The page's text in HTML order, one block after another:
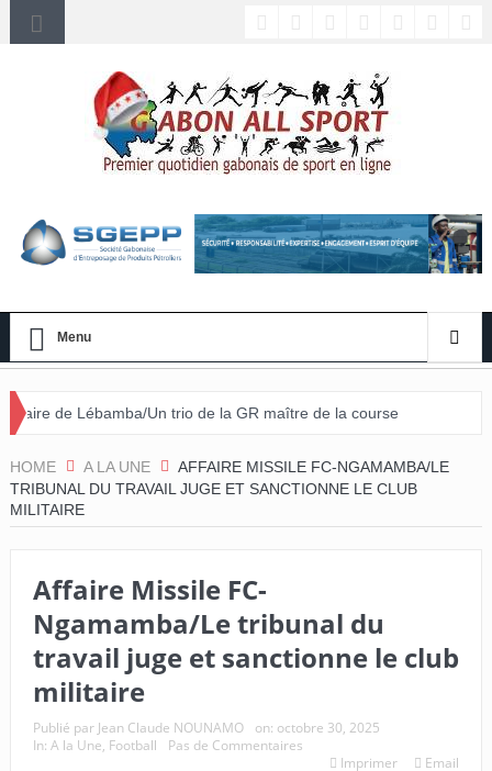
Menu
Un trio de la GR maître de la course
HOME A LA UNE
AFFAIRE MISSILE FC-NGAMAMBA/LE
TRIBUNAL DU TRAVAIL JUGE ET SANCTIONNE LE CLUB
MILITAIRE
Affaire Missile FC-
Ngamamba/Le tribunal du
travail juge et sanctionne le club
militaire
Publié par Jean Claude NOUNAMO on: octobre 30, 2025
In: A la Une, Football
Pas de Commentaires
Imprimer
Email